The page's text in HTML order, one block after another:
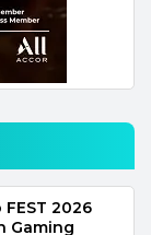
2026
Gaming